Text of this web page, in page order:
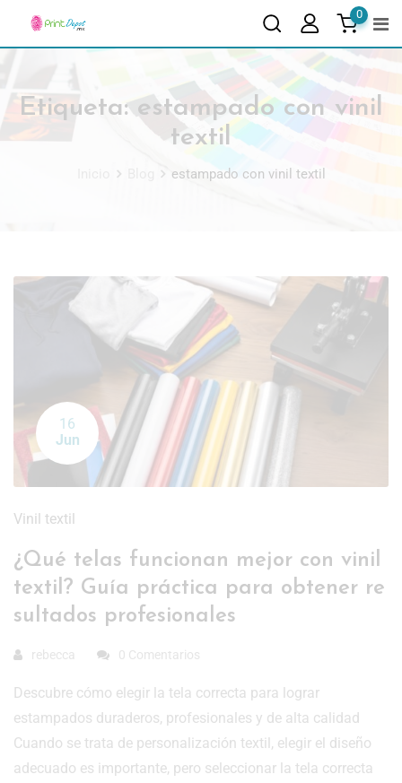
0
Etiqueta: estampado con vinil
textil
estampado con vinil textil
16
Jun
Vinil textil
¿Qué telas funcionan mejor con vinil
textil? Guía práctica para obtener re
sultados profesionales
rebecca 0 Comentarios
Descubre cómo elegir la tela correcta para lograr
estampados duraderos, profesionales y de alta calidad
Cuando se trata de personalización textil, elegir el diseño
adecuado es importante, pero seleccionar la tela correcta